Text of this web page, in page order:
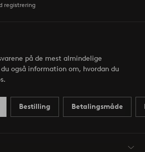
registrering
på de mest almindelige
også information om, hvordan du
Bestilling Betalingsmåde